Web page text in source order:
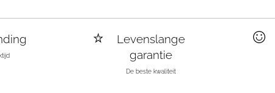
Levenslange
garantie
De beste kwaliteit